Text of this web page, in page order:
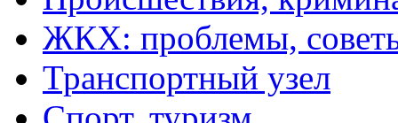
ЖКХ: проблемы,
Транспортный узел